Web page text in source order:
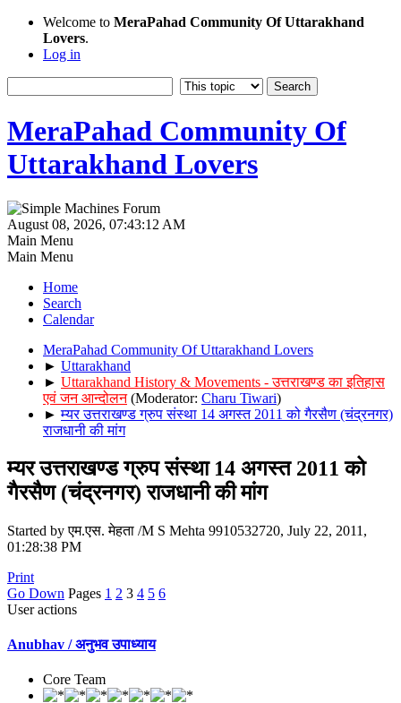
Welcome to MeraPahad Community Of Uttarakhand
Lovers.
Log in
MeraPahad Community Of
Uttarakhand Lovers
August 08, 2026, 07:43:12 AM
Main Menu
Main Menu
Home
Search
Calendar
MeraPahad Community Of Uttarakhand Lovers
► Uttarakhand
► Uttarakhand History & Movements - उत्तराखण्ड का इतिहास
एवं जन आन्दोलन (Moderator: Charu Tiwari)
►म्यर उत्तराखण्ड ग्रुप संस्था 14 अगस्त 2011 को गैरसैण (चंद्रनगर)
राजधानी की मांग
म्यर उत्तराखण्ड ग्रुप संस्था 14 अगस्त 2011 को
गैरसैण (चंद्रनगर) राजधानी की मांग
Started by एम.एस. मेहता /M S Mehta 9910532720, July 22, 2011,
01:28:38 PM
Print
Go Down Pages 1 2 3 4 5 6
User actions
Anubhav / अनुभव उपाध्याय
Core Team